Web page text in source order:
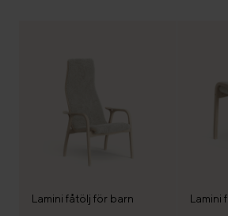
Lamini fåtölj för barn Lamini